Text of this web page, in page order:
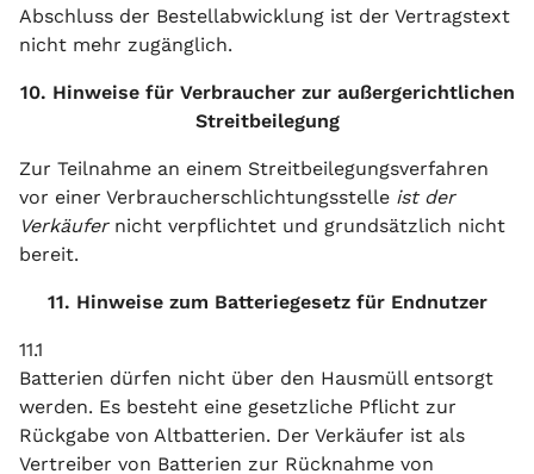
Abschluss der Bestellabwicklung ist der Vertragstext
nicht mehr zugänglich.
10. Hinweise für Verbraucher zur außergerichtlichen
Streitbeilegung
Zur Teilnahme an einem Streitbeilegungsverfahren
vor einer Verbraucherschlichtungsstelle ist der
Verkäufer nicht verpflichtet und grundsätzlich nicht
bereit.
11. Hinweise zum Batteriegesetz für Endnutzer
11.1
Batterien dürfen nicht über den Hausmüll entsorgt
werden. Es besteht eine gesetzliche Pflicht zur
Rückgabe von Altbatterien. Der Verkäufer ist als
Vertreiber von Batterien zur Rücknahme von